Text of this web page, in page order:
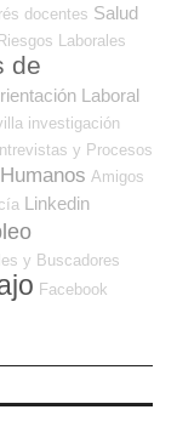
docentes Salud
Laborales
de
Laboral
investigación
y Procesos
Amigos
Linkedin
y Buscadores
Facebook